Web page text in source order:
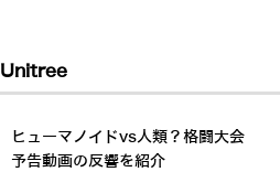
Unitree
ヒューマノイドvs人類？格闘大会
予告動画の反響を紹介